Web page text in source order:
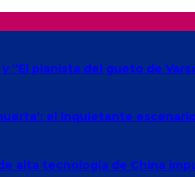
“El pianista del gueto de
el inquietante
alta tecnología de China